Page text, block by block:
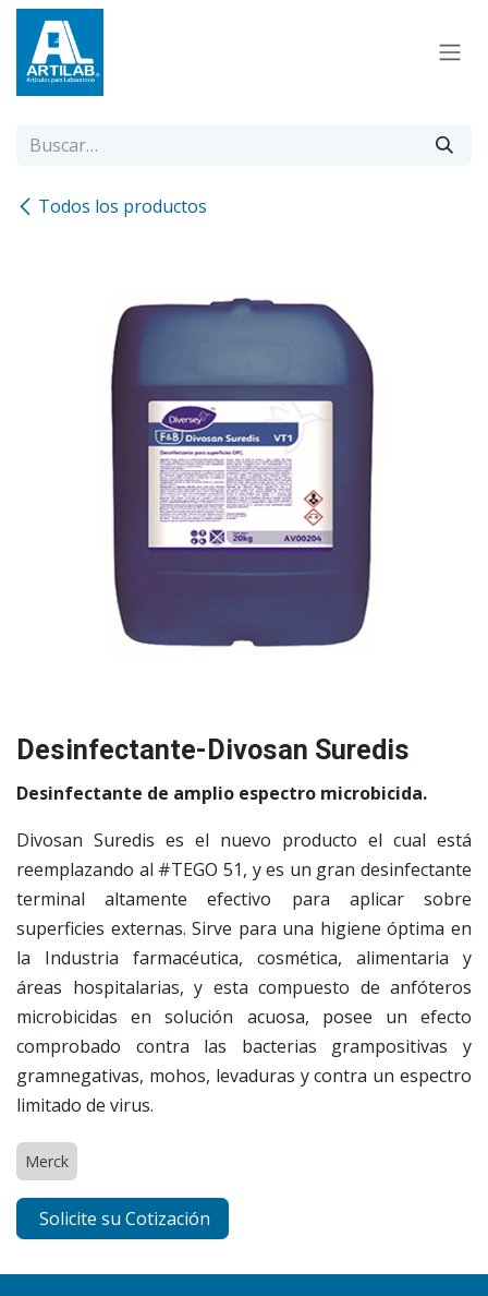
Ir al contenido
Todos los productos
Desinfectante-​​​Divosan Suredis
Desinfectante de amplio espectro microbicida.
​​​Divosan Suredis es ​el nuevo producto el cual está
reemplazando al #TEGO 51, y es un gran desinfectante
terminal altamente efectivo para aplicar sobre
superficies externas. Sirve para una higiene óptima en
la Industria farmacéutica, cosmética, alimentaria y
áreas hospitalarias, y esta compuesto de anfóteros
microbicidas en solución acuosa, posee un efecto
comprobado contra las bacterias grampositivas y
gramnegativas, mohos, levaduras y contra un espectro
limitado de virus.
Merck
Solicite su Cotización